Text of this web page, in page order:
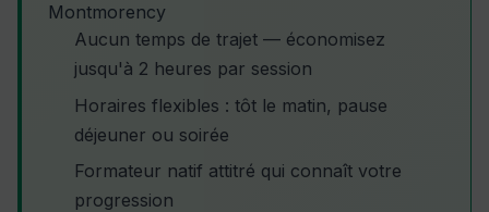
Montmorency
Aucun temps de trajet — économisez
jusqu'à 2 heures par session
Horaires flexibles : tôt le matin, pause
déjeuner ou soirée
Formateur natif attitré qui connaît votre
progression